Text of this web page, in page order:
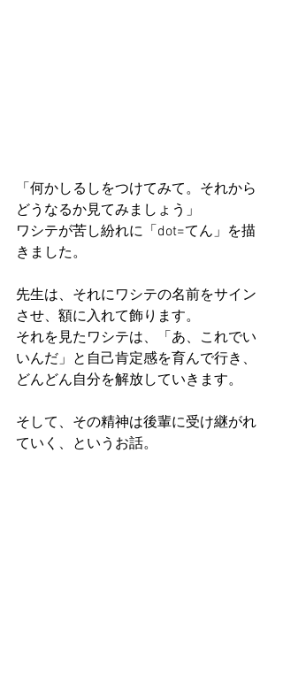
「何かしるしをつけてみて。それから
どうなるか見てみましょう」
ワシテが苦し紛れに「dot=てん」を描
きました。
先生は、それにワシテの名前をサイン
させ、額に入れて飾ります。
それを見たワシテは、「あ、これでい
いんだ」と自己肯定感を育んで行き、
どんどん自分を解放していきます。
そして、その精神は後輩に受け継がれ
ていく、というお話。